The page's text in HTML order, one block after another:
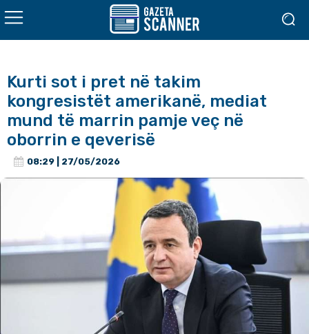
Kurti sot i pret në takim
kongresistët amerikanë, mediat
mund të marrin pamje veç në
oborrin e qeverisë
08:29 | 27/05/2026